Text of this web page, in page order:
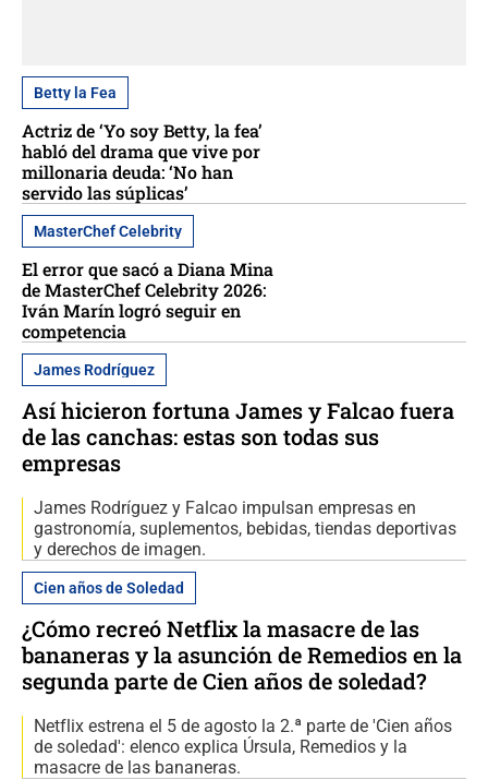
Betty la Fea
Actriz de ‘Yo soy Betty, la fea’
habló del drama que vive por
millonaria deuda: ‘No han
servido las súplicas’
MasterChef Celebrity
El error que sacó a Diana Mina
de MasterChef Celebrity 2026:
Iván Marín logró seguir en
competencia
James Rodríguez
Así hicieron fortuna James y Falcao fuera
de las canchas: estas son todas sus
empresas
James Rodríguez y Falcao impulsan empresas en
gastronomía, suplementos, bebidas, tiendas deportivas
y derechos de imagen.
Cien años de Soledad
¿Cómo recreó Netflix la masacre de las
bananeras y la asunción de Remedios en la
segunda parte de Cien años de soledad?
Netflix estrena el 5 de agosto la 2.ª parte de 'Cien años
de soledad': elenco explica Úrsula, Remedios y la
masacre de las bananeras.